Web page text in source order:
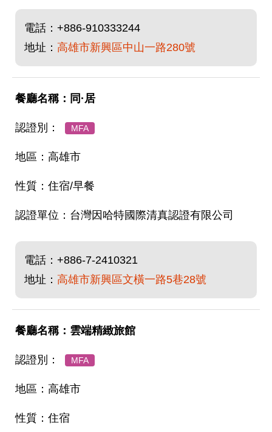
電話： +886-910333244
地址： 高雄市新興區中山一路280號
同·居
MFA
高雄市
住宿/早餐
台灣因哈特國際清真認證有限公司
電話： +886-7-2410321
地址： 高雄市新興區文橫一路5巷28號
雲端精緻旅館
MFA
高雄市
住宿